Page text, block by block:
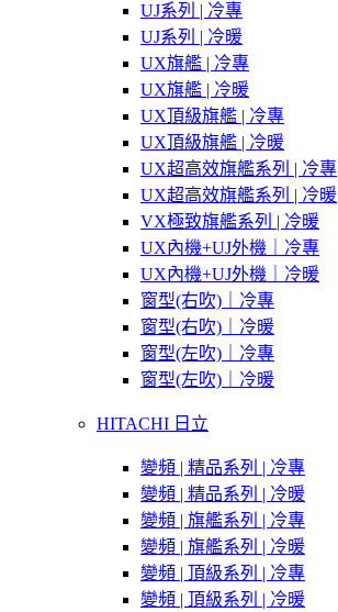
UJ系列 | 冷專
UJ系列 | 冷暖
UX旗艦 | 冷專
UX旗艦 | 冷暖
UX頂級旗艦 | 冷專
UX頂級旗艦 | 冷暖
UX超高效旗艦系列 | 冷專
UX超高效旗艦系列 | 冷暖
VX極致旗艦系列 | 冷暖
UX內機+UJ外機｜冷專
UX內機+UJ外機｜冷暖
窗型(右吹)｜冷專
窗型(右吹)｜冷暖
窗型(左吹)｜冷專
窗型(左吹)｜冷暖
HITACHI 日立
變頻 | 精品系列 | 冷專
變頻 | 精品系列 | 冷暖
變頻 | 旗艦系列 | 冷專
變頻 | 旗艦系列 | 冷暖
變頻 | 頂級系列 | 冷專
變頻 | 頂級系列 | 冷暖